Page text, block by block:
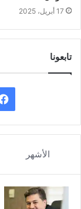
17 أبريل، 2025
تابعونا
الأشهر